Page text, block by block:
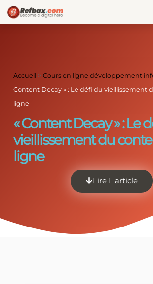
Accueil >Cours en ligne développement
Content Decay » : Le défi du vieillissement
ligne
« Content Decay » : Le
vieillissement du
ligne
Lire L'article
Panneau de gestion des cookies